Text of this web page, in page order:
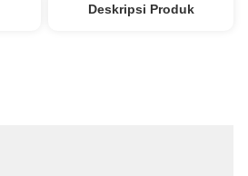
Deskripsi Produk